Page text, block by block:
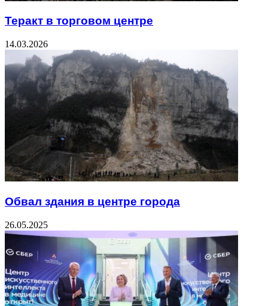
Теракт в торговом центре
14.03.2026
Обвал здания в центре города
26.05.2025